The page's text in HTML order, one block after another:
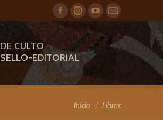
FacebookInstagram
YouTube
Mail
DE CULTO
SELLO-EDITORIAL
Estás aquí:
Inicio Libros